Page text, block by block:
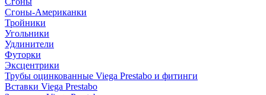
Сгоны-Американки
Тройники
Угольники
Удлинители
Футорки
Эксцентрики
Трубы оцинкованные Viega Prestabo и фитинги
Вставки Viega Prestabo